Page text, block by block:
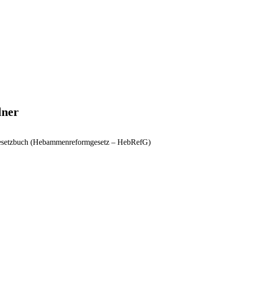
(Hebammenreformgesetz – HebRefG)